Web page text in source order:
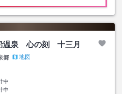
温泉 心の刻 十三月
郷
地図
中
中